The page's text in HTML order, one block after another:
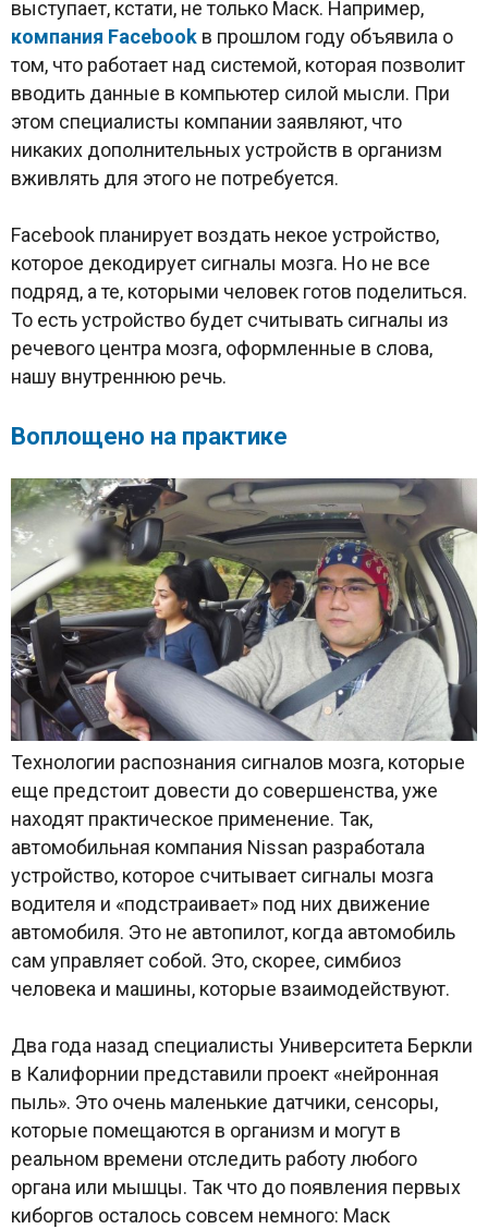
выступает, кстати, не только Маск. Например,
компания Facebook в прошлом году объявила о
том, что работает над системой, которая позволит
вводить данные в компьютер силой мысли. При
этом специалисты компании заявляют, что
никаких дополнительных устройств в организм
вживлять для этого не потребуется.
Facebook планирует воздать некое устройство,
которое декодирует сигналы мозга. Но не все
подряд, а те, которыми человек готов поделиться.
То есть устройство будет считывать сигналы из
речевого центра мозга, оформленные в слова,
нашу внутреннюю речь.
Воплощено на практике
Технологии распознания сигналов мозга, которые
еще предстоит довести до совершенства, уже
находят практическое применение. Так,
автомобильная компания Nissan разработала
устройство, которое считывает сигналы мозга
водителя и «подстраивает» под них движение
автомобиля. Это не автопилот, когда автомобиль
сам управляет собой. Это, скорее, симбиоз
человека и машины, которые взаимодействуют.
Два года назад специалисты Университета Беркли
в Калифорнии представили проект «нейронная
пыль». Это очень маленькие датчики, сенсоры,
которые помещаются в организм и могут в
реальном времени отследить работу любого
органа или мышцы. Так что до появления первых
киборгов осталось совсем немного: Маск